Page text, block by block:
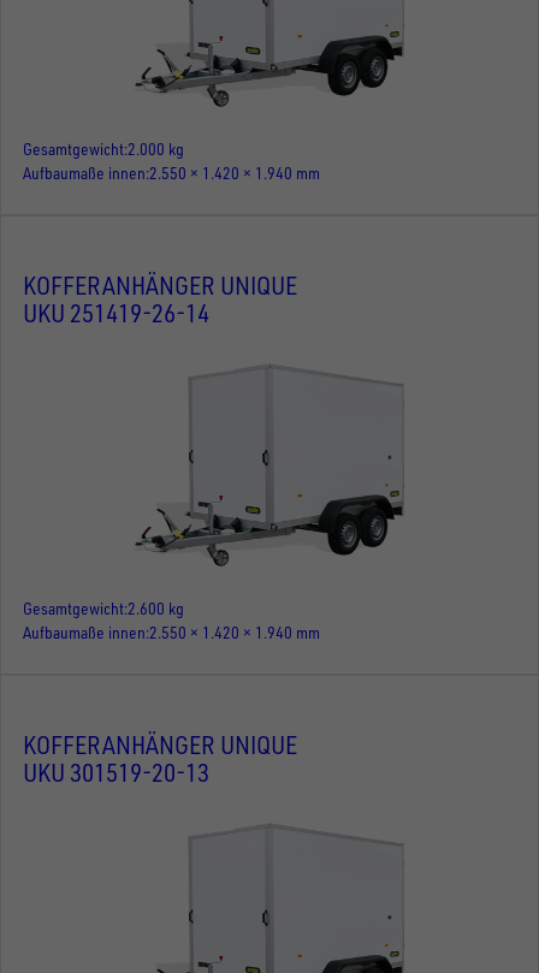
Gesamtgewicht 2.000 kg
Aufbaumaße innen 2.550 × 1.420 × 1.940 mm
KOFFERANHÄNGER UNIQUE
UKU 251419-26-14
Gesamtgewicht2.600 kg
Aufbaumaße innen 2.550 × 1.420 × 1.940 mm
KOFFERANHÄNGER UNIQUE
UKU 301519-20-13